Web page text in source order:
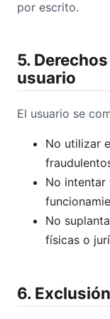
por escrito.
5.
usuario
El usuario se
No utilizar
No intentar
No
físicas o
6.